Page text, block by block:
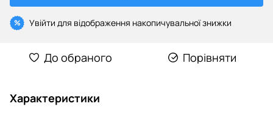
% Увійти для відображення накопичувальної знижки
До обраного Порівняти
Характеристики